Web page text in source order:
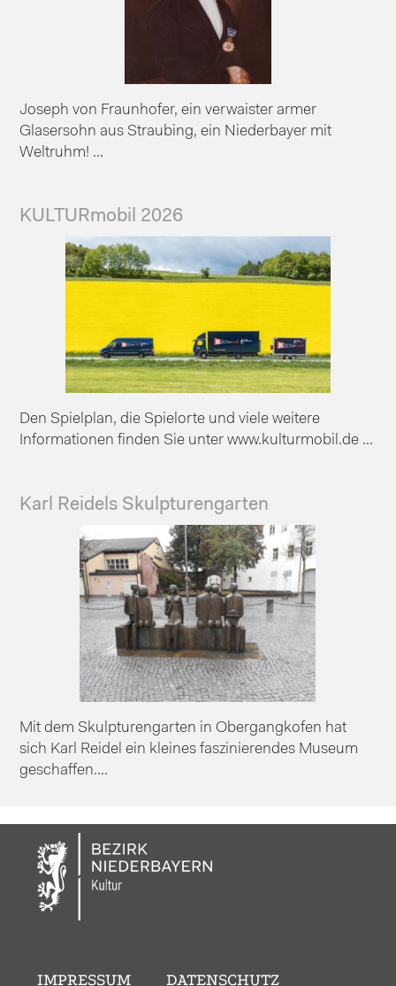
Joseph von Fraunhofer, ein verwaister armer
Glasersohn aus Straubing, ein Niederbayer mit
Weltruhm! ...
KULTURmobil 2026
Den Spielplan, die Spielorte und viele weitere
Informationen finden Sie unter www.kulturmobil.de ...
Karl Reidels Skulpturengarten
Mit dem Skulpturengarten in Obergangkofen hat
sich Karl Reidel ein kleines faszinierendes Museum
geschaffen....
IMPRESSUM DATENSCHUTZ